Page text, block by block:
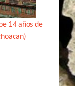
14 años de